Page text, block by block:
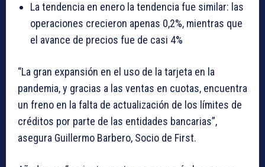
La tendencia en enero la tendencia fue similar: las
operaciones crecieron apenas 0,2%, mientras que
el avance de precios fue de casi 4%
“La gran expansión en el uso de la tarjeta en la
pandemia, y gracias a las ventas en cuotas, encuentra
un freno en la falta de actualización de los límites de
créditos por parte de las entidades bancarias”,
asegura Guillermo Barbero, Socio de First.